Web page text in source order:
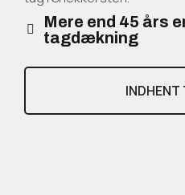
Mere end 45 års
tagdækning
INDHENT